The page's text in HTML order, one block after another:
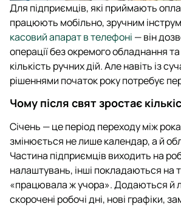
Для підприємців, які приймають
працюють мобільно, зручним
касовий апарат в телефоні — він
операції без окремого обладнання
кількість ручних дій. Але навіть із
рішеннями початок року потребує
Чому після свят зростає
Січень — це період переходу між
змінюється не лише календар, а й
Частина підприємців виходить на
налаштувань, інші покладаються на
«працювала ж учора». Додаються й
скорочені робочі дні, нові графіки,